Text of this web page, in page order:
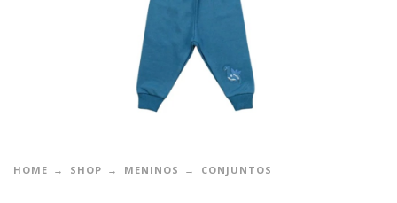
HOME SHOP MENINOS CONJUNTOS